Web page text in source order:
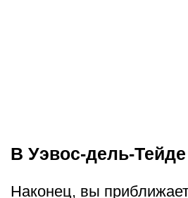
В Уэвос-дель-Тейде
Наконец, вы